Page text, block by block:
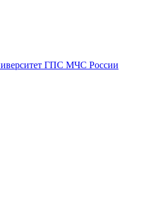
ГПС МЧС России